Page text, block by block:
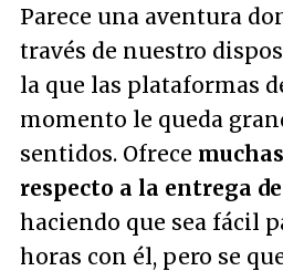
Parece una aventura
través de nuestro
la que las plataformas
momento le queda
sentidos. Ofrece
respecto a la entrega
haciendo que sea fácil
horas con él, pero se